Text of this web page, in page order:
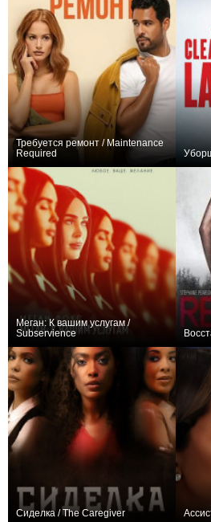
Требуется ремонт / Maintenance
Required
Меган: К вашим услугам /
Subservience
Сиделка / The Caregiver